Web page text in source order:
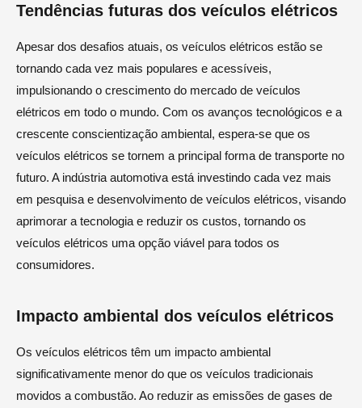
Tendências futuras dos veículos elétricos
Apesar dos desafios atuais, os veículos elétricos estão se
tornando cada vez mais populares e acessíveis,
impulsionando o crescimento do mercado de veículos
elétricos em todo o mundo. Com os avanços tecnológicos e a
crescente conscientização ambiental, espera-se que os
veículos elétricos se tornem a principal forma de transporte no
futuro. A indústria automotiva está investindo cada vez mais
em pesquisa e desenvolvimento de veículos elétricos, visando
aprimorar a tecnologia e reduzir os custos, tornando os
veículos elétricos uma opção viável para todos os
consumidores.
Impacto ambiental dos veículos elétricos
Os veículos elétricos têm um impacto ambiental
significativamente menor do que os veículos tradicionais
movidos a combustão. Ao reduzir as emissões de gases de